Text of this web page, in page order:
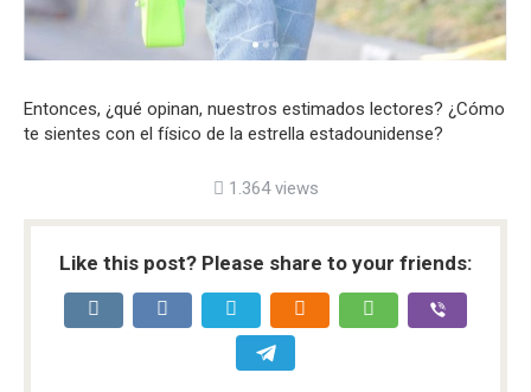
Entonces, ¿qué opinan, nuestros estimados lectores? ¿Cómo
te sientes con el físico de la estrella estadounidense?
1.364 views
Like this post? Please share to your friends: